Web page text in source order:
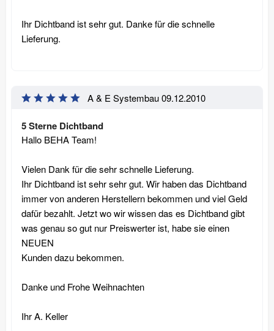
Ihr Dichtband ist sehr gut. Danke für die schnelle
Lieferung.
A & E Systembau09.12.2010
5 Sterne Dichtband
Hallo BEHA Team!
Vielen Dank für die sehr schnelle Lieferung.
Ihr Dichtband ist sehr sehr gut. Wir haben das Dichtband
immer von anderen Herstellern bekommen und viel Geld
dafür bezahlt. Jetzt wo wir wissen das es Dichtband gibt
was genau so gut nur Preiswerter ist, habe sie einen
NEUEN
Kunden dazu bekommen.
Danke und Frohe Weihnachten
Ihr A. Keller